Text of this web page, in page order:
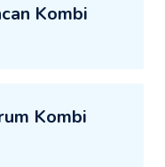
Kombi
Kombi